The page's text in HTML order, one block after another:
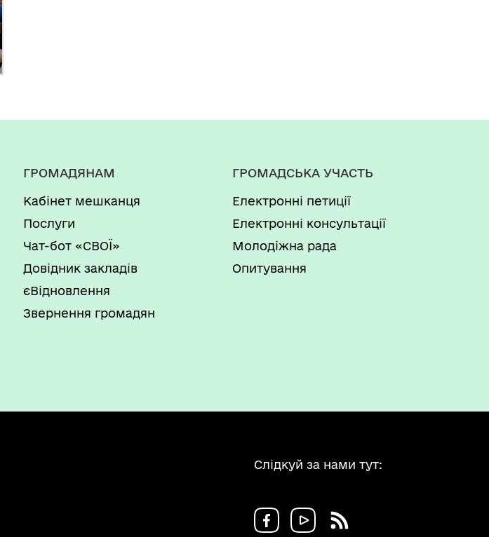
ГРОМАДЯНАМ
Кабінет мешканця
Послуги
Чат-бот «СВОЇ»
Довідник закладів
єВідновлення
Звернення громадян
ГРОМАДСЬКА УЧАСТЬ
Електронні петиції
Електронні консультації
Молодіжна рада
Опитування
Слідкуй за нами тут: